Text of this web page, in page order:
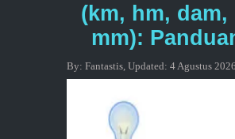
(km, hm, dam,
mm):
By: Fantastis, Updated: 4 Agustus 2026